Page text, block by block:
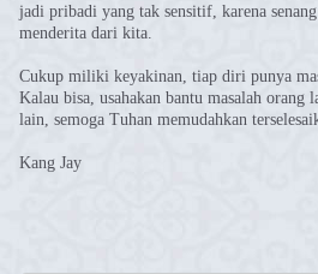
jadi pribadi yang tak sensitif, karena
menderita dari kita.
Cukup miliki keyakinan, tiap diri punya
Kalau bisa, usahakan bantu masalah orang
lain, semoga Tuhan memudahkan
Kang Jay